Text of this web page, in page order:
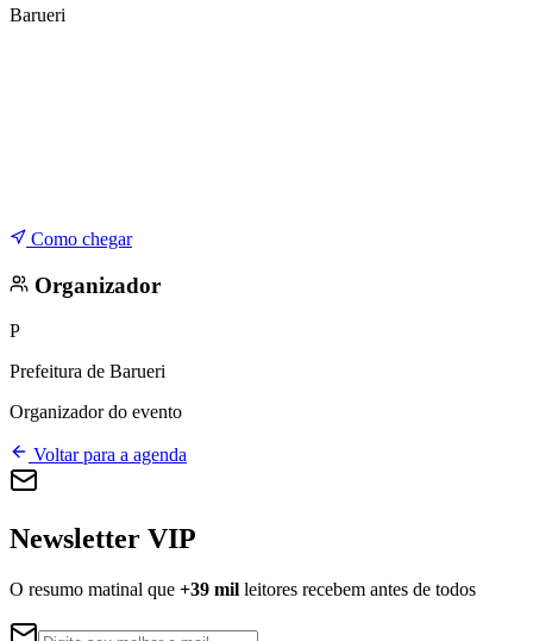
Barueri
Como chegar
Organizador
P
Prefeitura de Barueri
Organizador do evento
Voltar para a agenda
Newsletter VIP
O resumo matinal que +39 mil leitores recebem antes de todos